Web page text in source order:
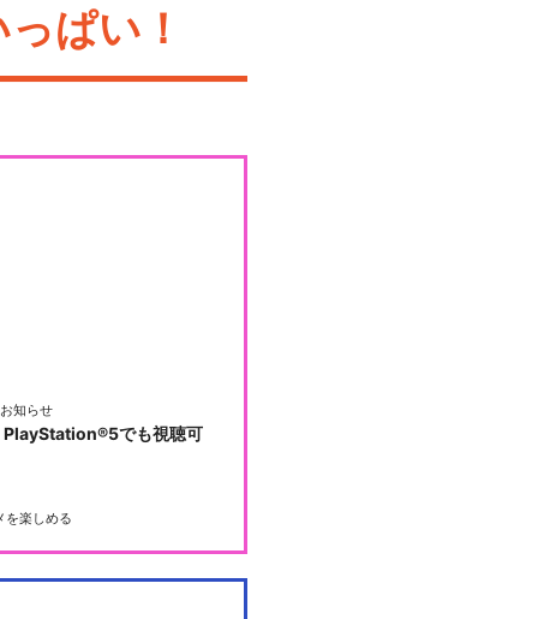
ぱい！
知らせ
でも視聴可
を楽しめる